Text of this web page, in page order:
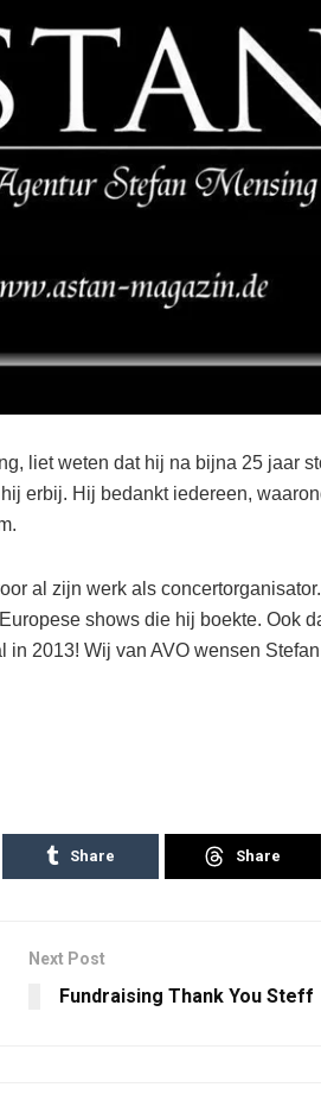
liet weten dat hij na bijna 25 jaar
erbij. Hij bedankt iedereen,
al zijn werk als
shows die hij boekte. Ook
2013! Wij van AVO wensen
Share Share
Next Post
Fundraising Thank You Steff